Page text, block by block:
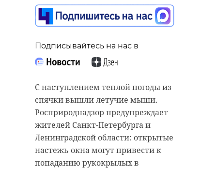
Подписывайтесь на нас в
С наступлением теплой погоды из
спячки вышли летучие мыши.
Росприроднадзор предупреждает
жителей Санкт-Петербурга и
Ленинградской области: открытые
настежь окна могут привести к
попаданию рукокрылых в